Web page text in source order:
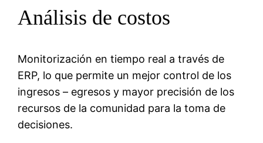
Análisis de costos
Monitorización en tiempo real a través de
ERP, lo que permite un mejor control de los
ingresos – egresos y mayor precisión de los
recursos de la comunidad para la toma de
decisiones.